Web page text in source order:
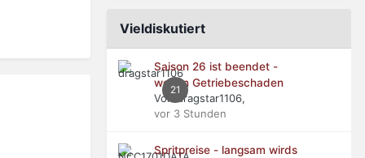
Vieldiskutiert
21
Saison 26 ist beendet -
wegen Getriebeschaden
Von dragstar1106,
vor 3 Stunden
Spritpreise - langsam wirds